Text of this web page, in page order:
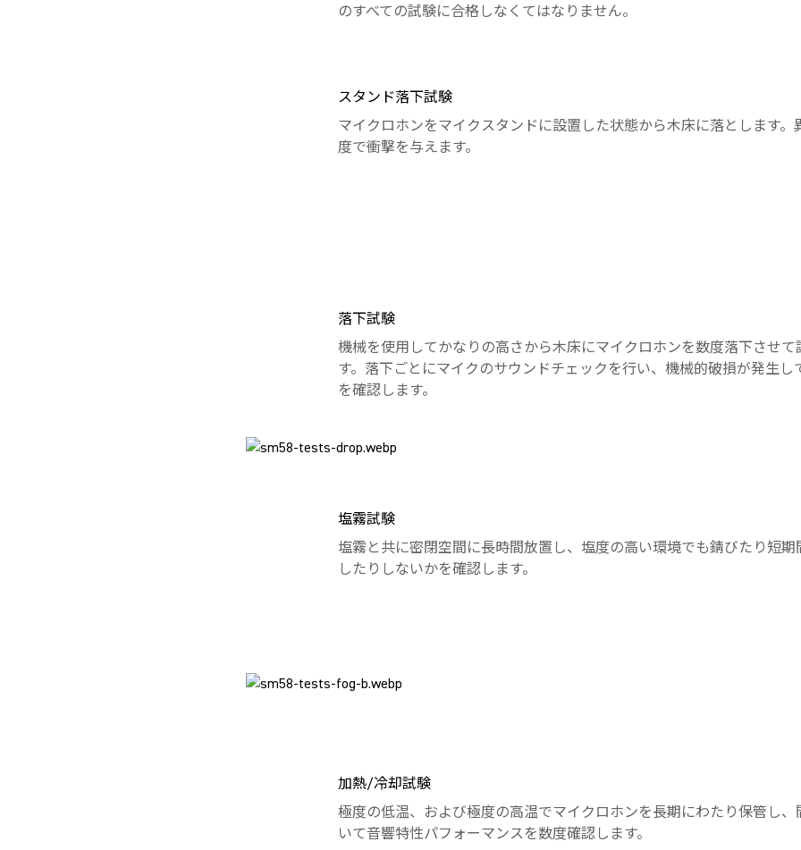
のすべての試験に合格しなくてはなりません。
スタンド落下試験
マイクロホンをマイクスタンドに設置した状態から木床に落とします。
度で衝撃を与えます。
落下試験
機械を使用してかなりの高さから木床にマイクロホンを数度落下させて
す。落下ごとにマイクのサウンドチェックを行い、機械的破損が発生し
を確認します。
塩霧試験
塩霧と共に密閉空間に長時間放置し、塩度の高い環境でも錆びたり短期
したりしないかを確認します。
加熱/冷却試験
極度の低温、および極度の高温でマイクロホンを長期にわたり保管し、
いて音響特性パフォーマンスを数度確認します。